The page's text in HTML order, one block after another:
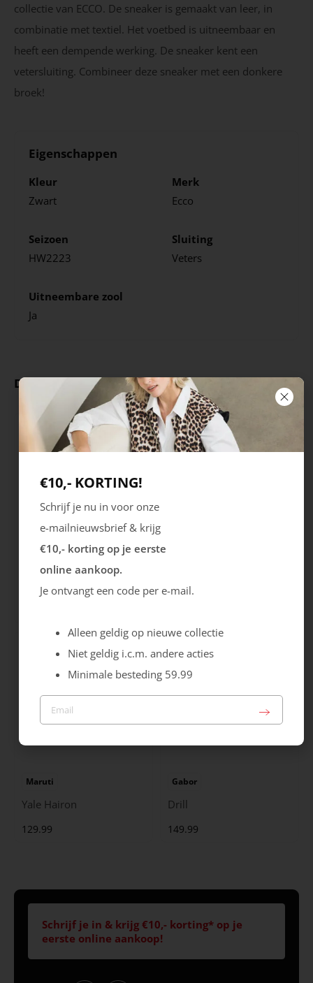
collectie van ECCO. De sneaker is gemaakt van leer, in
combinatie met textiel. Het voetbed is uitneembaar en
heeft een dempende werking. De sneaker kent een
vetersluiting. Combineer deze sneaker met een donkere
broek!
Eigenschappen
Kleur
Zwart
Merk
Ecco
Seizoen
HW2223
Sluiting
Veters
Uitneembare zool
Ja
Deze producten ga je leuk vinden
Cristallino Roma
Maruti
Yale Hairon
129.99
Gabor
Drill
149.99
Schrijf je in & krijg €10,- korting* op je
eerste online aankoop!
€10,- KORTING!
Schrijf je nu in voor onze
e-mailnieuwsbrief & krijg
€10,- korting op je eerste
online aankoop.
Je ontvangt een code per e-mail.
Alleen geldig op nieuwe collectie
Niet geldig i.c.m. andere acties
Minimale besteding 59.99